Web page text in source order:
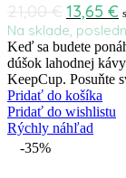
13,65 €
Na sklade,
Keď sa budete
dúšok lahodnej
KeepCup. Posuňte
Pridať do košíka
Pridať do wishlistu
Rýchly náhľad
-35%